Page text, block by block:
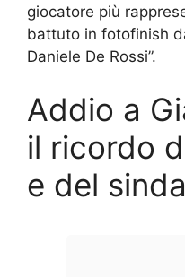
giocatore più
battuto in fotofinish
Daniele De Rossi”.
Addio a
il ricordo
e del